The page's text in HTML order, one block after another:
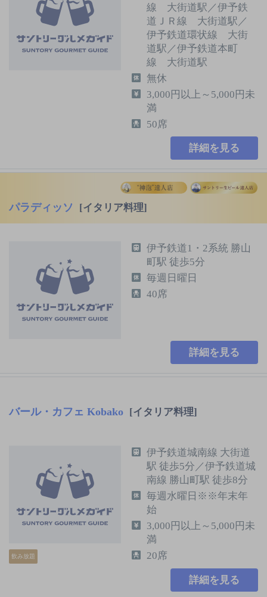
線 大街道駅／伊予鉄
道ＪＲ線 大街道駅／
伊予鉄道環状線 大街
道駅／伊予鉄道本町
線 大街道駅
無休
3,000円以上～5,000円未
満
50席
詳細を見る
パラディッソ [イタリア料理]
伊予鉄道1・2系統 勝山
町駅 徒歩5分
毎週日曜日
40席
詳細を見る
バール・カフェ Kobako [イタリア料理]
飲み放題
伊予鉄道城南線 大街道
駅 徒歩5分／伊予鉄道城
南線 勝山町駅 徒歩8分
毎週水曜日※※年末年
始
3,000円以上～5,000円未
満
20席
詳細を見る